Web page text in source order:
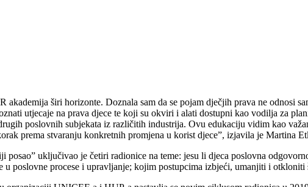
akademija širi horizonte. Doznala sam da se pojam dječjih prava ne odnosi
utjecaje na prava djece te koji su okviri i alati dostupni kao vodilja za
poslovnih subjekata iz različitih industrija. Ovu edukaciju vidim kao
prema stvaranju konkretnih promjena u korist djece”, izjavila je Martina
posao” uključivao je četiri radionice na teme: jesu li djeca poslovna
poslovne procese i upravljanje; kojim postupcima izbjeći, umanjiti i